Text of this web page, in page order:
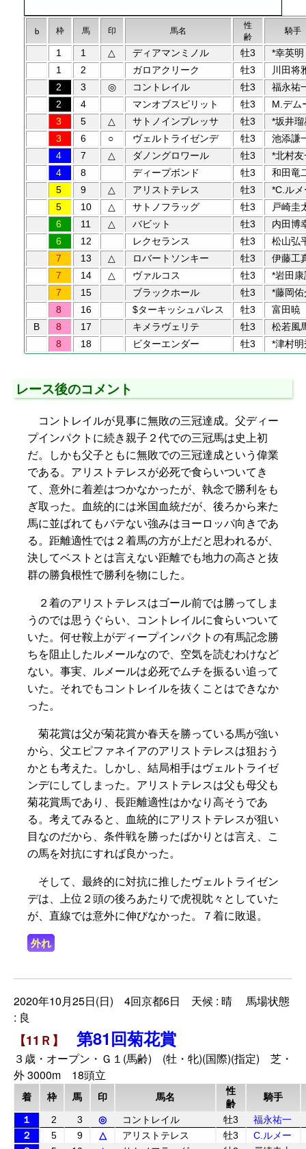
b 枠 馬 印 馬名
性
齢
騎手
1 1 △ ディアマンミノル 牡3
*幸英明
1
2 ガロアクリーク 牡3
川田将
2
3 ◎ コントレイル 牡3
福永祐
2
4 マンオブスピリット 牡3
M.デム
3
5 △ サトノインプレッサ 牡3
*坂井瑠
3
6 ○ ヴェルトライゼンデ 牡3
池添謙
4
7 △ ダノングロワール 牡3
*北村友
4
8 ディープボンド 牡3
和田竜
5
9 △ アリストテレス 牡3
*C.ルメ
5
10 △ サトノフラッグ 牡3
戸崎圭
6
11 △ バビット 牡3
内田博
6
12 レクセランス 牡3
松山弘
7
13 △ ロバートソンキー 牡3
伊藤工
7
14 △ ヴァルコス 牡3
*岩田康
7
15 ブラックホール 牡3
*藤岡佑
8
16 $ターキッシュパレス 牡3
富田暁
B
8 17 キメラヴェリテ 牡3
松若風
8
18 ビターエンダー 牡3 *津村明
レース後のコメント
コントレイルが見事に無敗の三冠達成。父ディー
プインパクトに続き親子２代での三冠馬は史上初
だ。しかも父子ともに無敗での三冠達成という偉業
である。アリストテレスが必死で食らいついてき
て、意外に着差はつかなかったが、執念で勝利をも
ぎ取った。血統的には米国血統だが、後ろから来た
馬に並ばれてもバテない強みはヨーロッパ向きであ
る。距離適性では２着馬の方が上だと思われるが、
決してベストとは言えない距離でも地力の高さと抜
群の勝負根性で勝利を物にした。
２着のアリストテレスはゴール前では勝ってしま
うのでは思うぐらい、コントレイルに食らいついて
いた。何せ鞍上がディープインパクトの有馬記念勝
ちを阻止したルメールなので、空気を読むわけなど
ない。事実、ルメールは必死でムチを振るい追って
いた。それでもコントレイルを抜くことはできなか
った。
菊花賞は父が菊花賞か春天を勝っている馬が強い
から、父エピファネイアのアリストテレスは狙おう
かとも考えた。しかし、結局相手はヴェルトライゼ
ンデにしてしまった。アリストテレスは父も母父も
菊花賞馬であり、長距離適性はかなり高そうであ
る。考えてみると、血統的にアリストテレスが狙い
目なのだから、条件戦を勝ったばかりとは言え、こ
の馬を対抗にすれば良かった。
そして、最終的に対抗に推したヴェルトライゼン
デは、上位２頭の後ろあたりで虎視眈々としていた
が、直線では意外に伸びなかった。７着に敗退。
外れ
2020年10月25日(日) 4回京都6日 天候 : 晴 馬場状態
: 良
【11Ｒ】 第81回菊花賞
３歳・オープン・Ｇ１(馬齢) (牡・牝)(国際)(指定) 芝・
外 3000m 18頭立
着 枠 馬 印 馬名
性
齢
騎手
１ 2 3 ◎ コントレイル 牡3
福永祐一
２
5 9 △ アリストテレス 牡3
C.ルメー